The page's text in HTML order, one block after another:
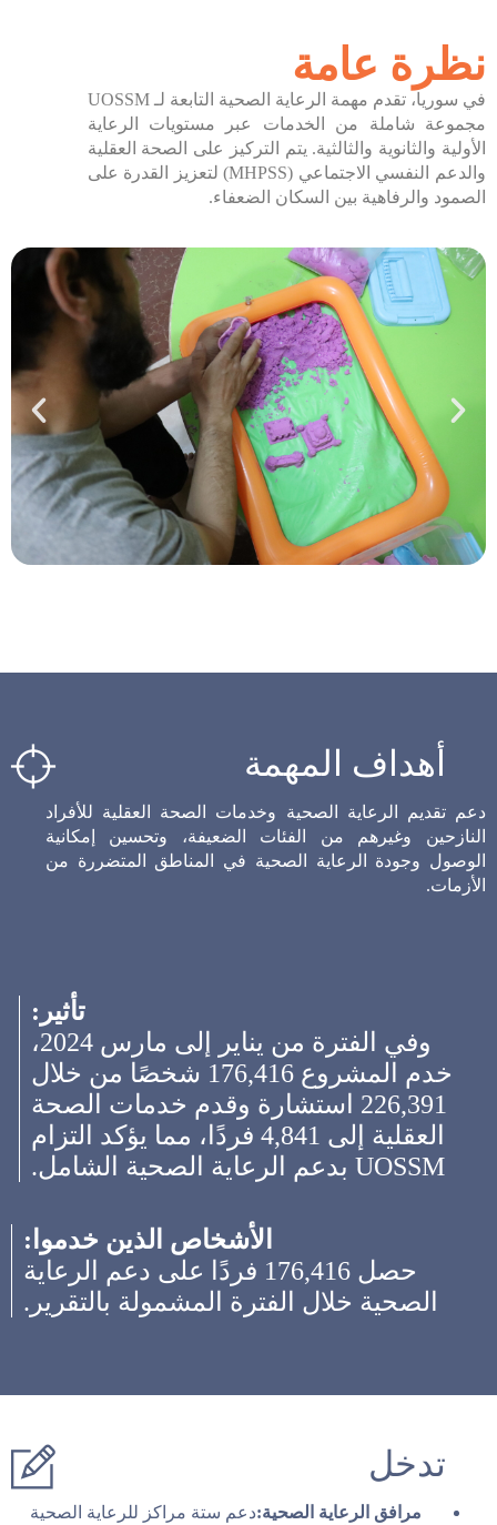
نظرة عامة
في سوريا، تقدم مهمة الرعاية الصحية التابعة لـ UOSSM
مجموعة شاملة من الخدمات عبر مستويات الرعاية
الأولية والثانوية والثالثية. يتم التركيز على الصحة العقلية
والدعم النفسي الاجتماعي (MHPSS) لتعزيز القدرة على
الصمود والرفاهية بين السكان الضعفاء.
أهداف المهمة
دعم تقديم الرعاية الصحية وخدمات الصحة العقلية للأفراد
النازحين وغيرهم من الفئات الضعيفة، وتحسين إمكانية
الوصول وجودة الرعاية الصحية في المناطق المتضررة من
الأزمات.
تأثير:
وفي الفترة من يناير إلى مارس 2024،
خدم المشروع 176,416 شخصًا من خلال
226,391 استشارة وقدم خدمات الصحة
العقلية إلى 4,841 فردًا، مما يؤكد التزام
UOSSM بدعم الرعاية الصحية الشامل.
الأشخاص الذين خدموا:
حصل 176,416 فردًا على دعم الرعاية
الصحية خلال الفترة المشمولة بالتقرير.
تدخل
مرافق الرعاية الصحية:دعم ستة مراكز للرعاية الصحية